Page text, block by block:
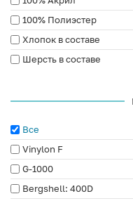
100% Полиэстер
Хлопок в составе
Шерсть в составе
Все
Vinylon F
G-1000
Bergshell: 400D